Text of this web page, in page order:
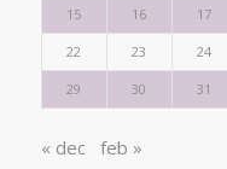
15 16 17
22 23 24
29 30 31
« dec feb »